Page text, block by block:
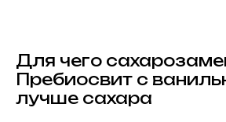
Для чего
Пребиосвит с
лучше сахара